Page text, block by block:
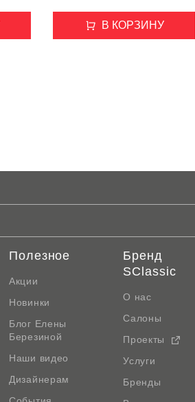
В КОРЗИНУ
Полезное
Акции
Новинки
Блог Елены
Березиной
Наши видео
Дизайнерам
Бренд
SClassic
О нас
Салоны
Проекты
Услуги
Бренды